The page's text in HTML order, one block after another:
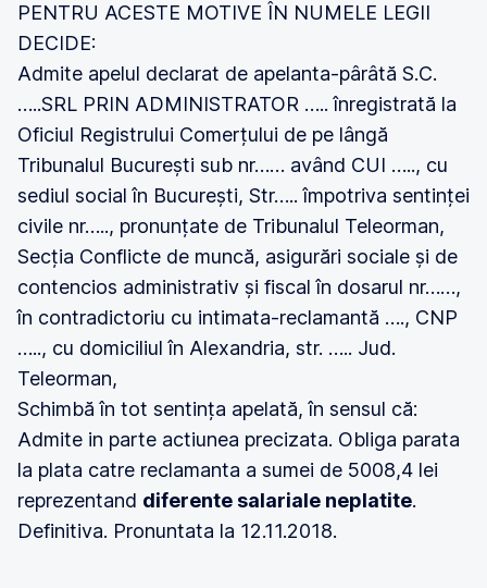
PENTRU ACESTE MOTIVE ÎN NUMELE LEGII
DECIDE:
Admite apelul declarat de apelanta-pârâtă S.C.
…..SRL PRIN ADMINISTRATOR ….. înregistrată la
Oficiul Registrului Comerțului de pe lângă
Tribunalul București sub nr…… având CUI ….., cu
sediul social în București, Str….. împotriva sentinței
civile nr….., pronunțate de Tribunalul Teleorman,
Secția Conflicte de muncă, asigurări sociale și de
contencios administrativ și fiscal în dosarul nr……,
în contradictoriu cu intimata-reclamantă …., CNP
….., cu domiciliul în Alexandria, str. ….. Jud.
Teleorman,
Schimbă în tot sentința apelată, în sensul că:
Admite in parte actiunea precizata. Obliga parata
la plata catre reclamanta a sumei de 5008,4 lei
reprezentand diferente salariale neplatite.
Definitiva. Pronuntata la 12.11.2018.